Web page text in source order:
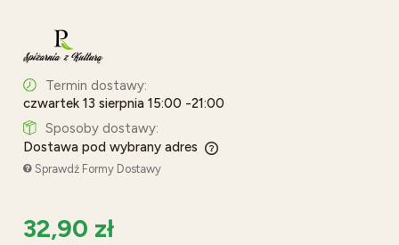
Termin dostawy:
czwartek 13 sierpnia 15:00 -21:00
Sposoby dostawy:
Dostawa pod wybrany adres
Cena nie zawiera ewentualnych kosztów płatności
Sprawdź Formy Dostawy
32,90 zł